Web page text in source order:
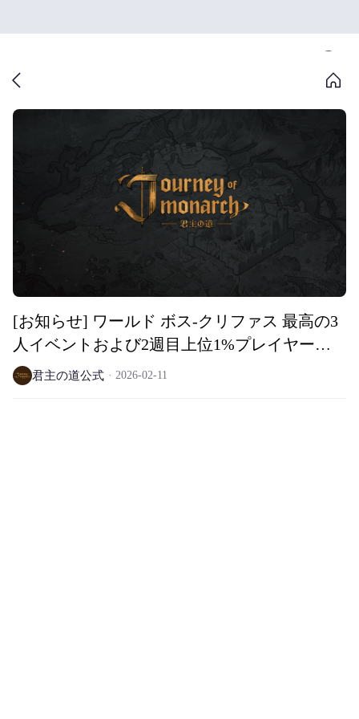
[お知らせ] ワールド ボス-クリファス 最高の3
人イベントおよび2週目上位1%プレイヤーの
ご案内
君主の道公式 2026-02-11